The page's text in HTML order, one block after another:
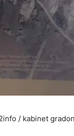
/ kabinet